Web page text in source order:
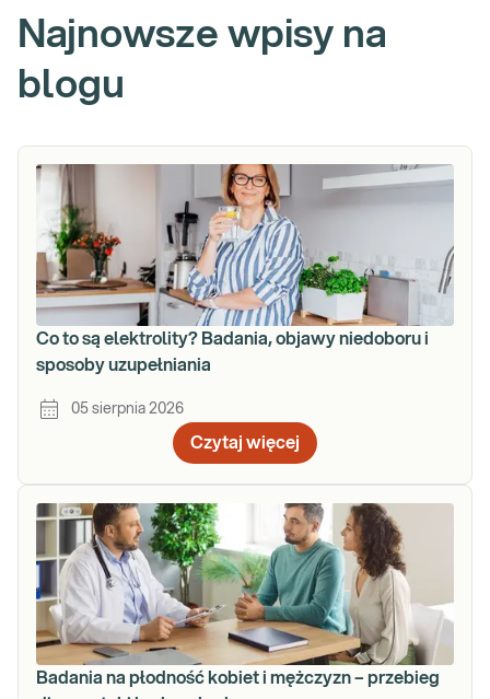
Najnowsze wpisy na
blogu
Co to są elektrolity? Badania, objawy niedoboru i
sposoby uzupełniania
05 sierpnia 2026
Czytaj więcej
Badania na płodność kobiet i mężczyzn – przebieg